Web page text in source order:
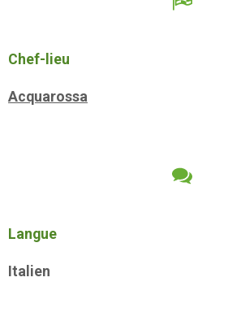
Chef-lieu
Acquarossa
Langue
Italien